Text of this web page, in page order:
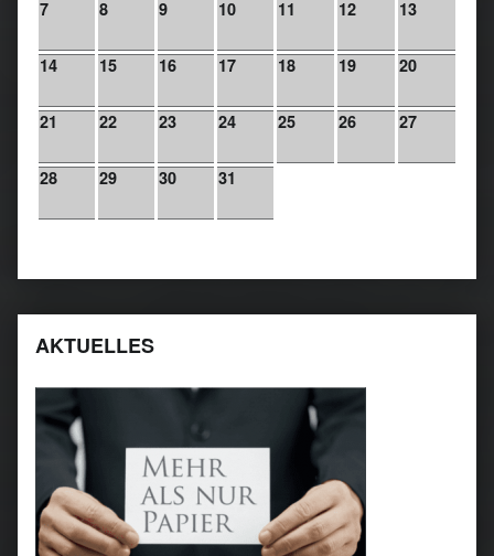
7 8 9 10 11 12 13
14 15 16 17 18 19 20
21 22 23 24 25 26 27
28 29 30 31
AKTUELLES